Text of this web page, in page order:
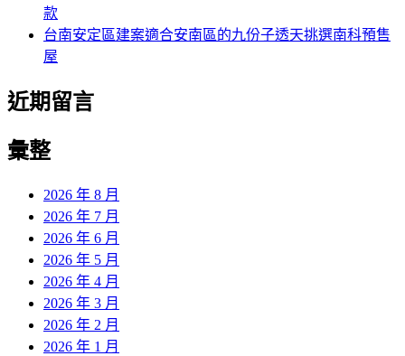
款
台南安定區建案適合安南區的九份子透天挑選南科預售
屋
近期留言
彙整
2026 年 8 月
2026 年 7 月
2026 年 6 月
2026 年 5 月
2026 年 4 月
2026 年 3 月
2026 年 2 月
2026 年 1 月